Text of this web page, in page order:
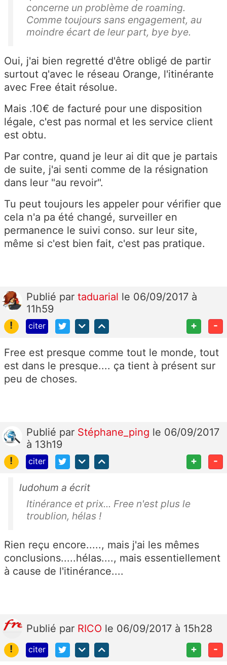
concerne un problème de roaming.
Comme toujours sans engagement, au
moindre écart de leur part, bye bye.
Oui, j'ai bien regretté d'être obligé de partir
surtout q'avec le réseau Orange, l'itinérante
avec Free était résolue.
Mais .10€ de facturé pour une disposition
légale, c'est pas normal et les service client
est obtu.
Par contre, quand je leur ai dit que je partais
de suite, j'ai senti comme de la résignation
dans leur "au revoir".
Tu peut toujours les appeler pour vérifier que
cela n'a pa été changé, surveiller en
permanence le suivi conso. sur leur site,
même si c'est bien fait, c'est pas pratique.
Publié par taduarial le 06/09/2017 à
11h59
!
citer + -
Free est presque comme tout le monde, tout
est dans le presque.... ça tient à présent sur
peu de choses.
Publié par Stéphane_ping le 06/09/2017
à 13h19
!
citer + -
ludohum a écrit
Itinérance et prix... Free n'est plus le
troublion, hélas !
Rien reçu encore....., mais j'ai les mêmes
conclusions.....hélas...., mais essentiellement
à cause de l'itinérance....
Publié par RICO le 06/09/2017 à 15h28
!
citer + -